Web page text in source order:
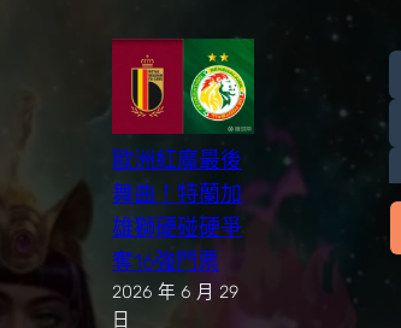
歐洲紅魔最後
舞曲！特蘭加
雄獅硬碰硬爭
奪16強門票
2026 年 6 月 29
日